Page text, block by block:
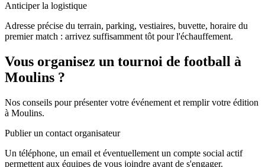
Anticiper la logistique
Adresse précise du terrain, parking, vestiaires, buvette, horaire du
premier match : arrivez suffisamment tôt pour l'échauffement.
Vous organisez un tournoi de football à
Moulins ?
Nos conseils pour présenter votre événement et remplir votre édition
à Moulins.
Publier un contact organisateur
Un téléphone, un email et éventuellement un compte social actif
permettent aux équipes de vous joindre avant de s'engager.